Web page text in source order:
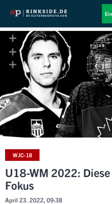
WJC-18
U18-WM 2022:
Fokus
April 23. 2022, 09:38